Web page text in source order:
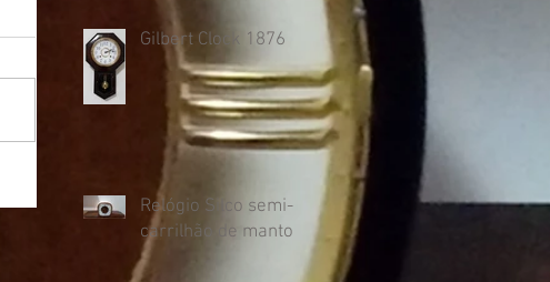
Gilbert Clock 1876
Relógio Silco semi-
carrilhão de manto